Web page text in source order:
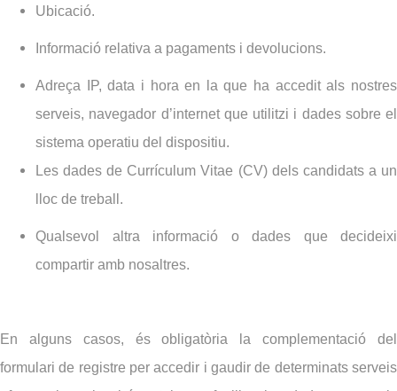
Ubicació.
Informació relativa a pagaments i devolucions.
Adreça IP, data i hora en la que ha accedit als nostres
serveis, navegador d’internet que utilitzi i dades sobre el
sistema operatiu del dispositiu.
Les dades de Currículum Vitae (CV) dels candidats a un
lloc de treball.
Qualsevol altra informació o dades que decideixi
compartir amb nosaltres.
En alguns casos, és obligatòria la complementació del
formulari de registre per accedir i gaudir de determinats serveis